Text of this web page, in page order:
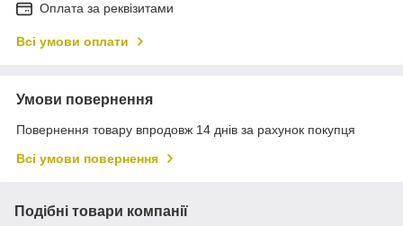
Оплата за реквізитами
Всі умови оплати
Умови повернення
Повернення товару впродовж 14 днів за рахунок покупця
Всі умови повернення
Подібні товари компанії